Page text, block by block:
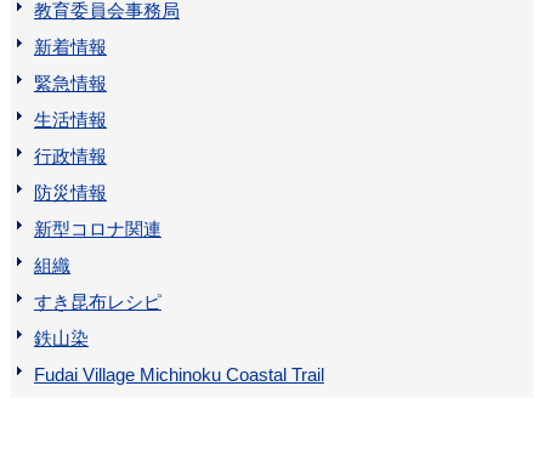
教育委員会事務局
新着情報
緊急情報
生活情報
行政情報
防災情報
新型コロナ関連
組織
すき昆布レシピ
鉄山染
Fudai Village Michinoku Coastal Trail